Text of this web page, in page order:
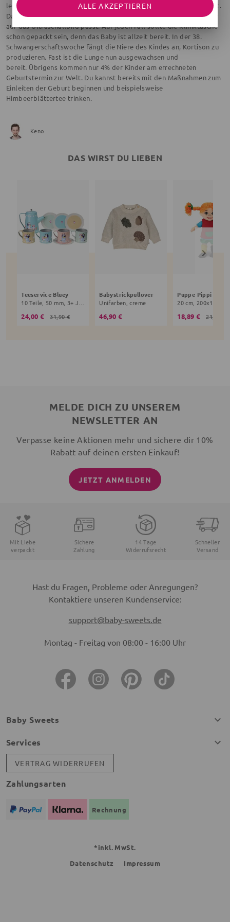
letzten Wochen deiner Schwangerschaft bewusst genießen solltest.
Das Kind in deinem Bauch ist nun schon so groß, dass es nicht mehr
auf das Ultraschallbild passt. Auf jeden Fall sollte die Kliniktasche
schon gepackt sein, denn das Baby ist allzeit bereit. In der 38.
Schwangerschaftswoche fängt die Niere des Kindes an, Kortison zu
produzieren. Fast ist die Lunge nun ausgewachsen und
bereit. Übrigens kommen nur 4% der Kinder am errechneten
Geburtstermin zur Welt. Du kannst bereits mit den Maßnahmen zum
Einleiten der Geburt beginnen und beispielsweise
Himbeerblättertee trinken.
Keno
DAS WIRST DU LIEBEN
Teeservice Bluey
10 Teile, 50 mm, 3+ Jahre, bunt
24,00 € 31,90 €
Babystrickpullover
Unifarben, creme
46,90 € 18,89 € 21,90 €
MELDE DICH ZU UNSEREM
NEWSLETTER AN
Verpasse keine Aktionen mehr und sichere dir 10%
Rabatt auf deinen ersten Einkauf!
JETZT ANMELDEN
Mit Liebe
verpackt
Sichere
Zahlung
14 Tage
Widerrufsrecht
Schneller
Versand
Hast du Fragen, Probleme oder Anregungen?
Kontaktiere unseren Kundenservice:
support@baby-sweets.de
Montag - Freitag von 08:00 - 16:00 Uhr
Baby Sweets
Services
VERTRAG WIDERRUFEN
Zahlungsarten
Rechnung
*inkl. MwSt.
Datenschutz
Impressum
ALLE AKZEPTIEREN